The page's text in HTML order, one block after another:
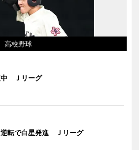
高校野球
中 Ｊリーグ
逆転で白星発進 Ｊリーグ